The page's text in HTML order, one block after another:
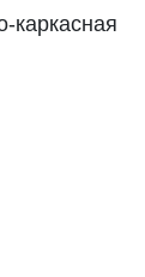
каркасная